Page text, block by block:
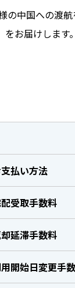
WiFiレンタルプ
スマートフォ
携帯電話番号
スマートフォン
の中国への渡
をお届けします。
払い方法
受取手数料
延滞手数料
開始日変更手